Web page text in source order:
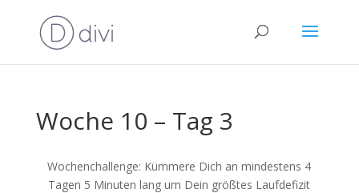
Woche 10 – Tag 3
Wochenchallenge: Kümmere Dich an mindestens 4
Tagen 5 Minuten lang um Dein größtes Laufdefizit